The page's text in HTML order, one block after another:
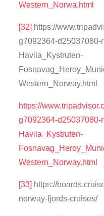
Western_Norwa.html
[32] https://
g7092364-d25037080-
Havila_Kystruten-
Western_Norway.html
https://
g7092364-d25037080-
Havila_Kystruten-
Western_Norway.html
[33] https://
norway-fjords-cruises/